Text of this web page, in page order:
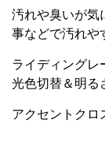
汚れや臭いが気
事などで汚れや
ライディングレ
光色切替＆明る
アクセントクロ